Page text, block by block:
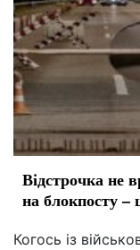
Відстрочка не
на блокпосту –
Когось із